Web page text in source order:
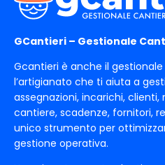
GCantieri – Gestionale
Gcantieri è anche il
l’artigianato che ti aiuta a
assegnazioni, incarichi, clienti,
cantiere, scadenze, fornitori,
unico strumento per
gestione operativa.